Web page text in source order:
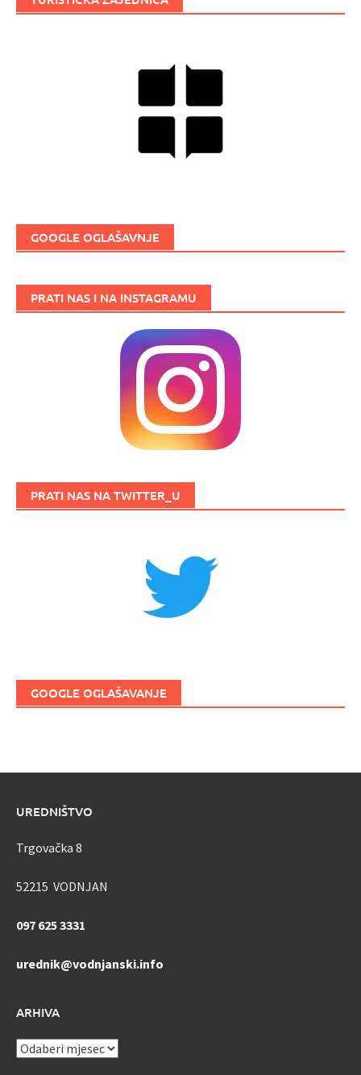
GOOGLE OGLAŠAVNJE
PRATI NAS I NA INSTAGRAMU
PRATI NAS NA TWITTER_U
GOOGLE OGLAŠAVANJE
UREDNIŠTVO
Trgovačka 8
52215 VODNJAN
097 625 3331
urednik@vodnjanski.info
ARHIVA
ARHIVA